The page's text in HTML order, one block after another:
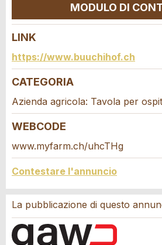
Nachricht
* Ingresso richiesto
stata inviata a guidle
SCRIVI UN MESSAGGIO
Chiudi
Chiudi
MODULO DI
Contatto
Scrivere un messaggio per
contattare per questo
Adresse
LINK
https://www.buuchihof.ch
CATEGORIA
Azienda agricola: Tavola per
WEBCODE
www.myfarm.ch/uhcTHg
Contestare l'annuncio
La pubblicazione di questo